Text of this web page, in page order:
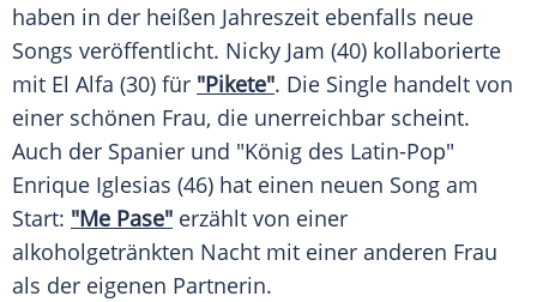
haben in der heißen Jahreszeit ebenfalls neue
Songs veröffentlicht. Nicky Jam (40) kollaborierte
mit El Alfa (30) für "Pikete". Die Single handelt von
einer schönen Frau, die unerreichbar scheint.
Auch der Spanier und "König des Latin-Pop"
Enrique Iglesias (46) hat einen neuen Song am
Start: "Me Pase" erzählt von einer
alkoholgetränkten Nacht mit einer anderen Frau
als der eigenen Partnerin.